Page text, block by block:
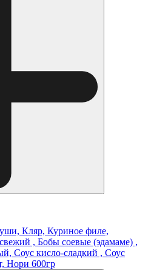
Кляр, Куриное филе,
, Бобы соевые (эдамаме) ,
Соус кисло-сладкий , Соус
Нори 600гр